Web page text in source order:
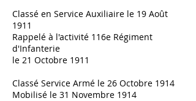
Classé en Service Auxiliaire le 19 Août
1911
Rappelé à l'activité 116e Régiment
d'Infanterie
le 21 Octobre 1911
Classé Service Armé le 26 Octobre 1914
Mobilisé le 31 Novembre 1914